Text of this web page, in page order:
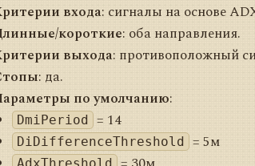
входа: сигналы на основе
короткие: оба направления.
выхода: противоположный
: да.
по умолчанию:
DmiPeriod = 14
DiDifferenceThreshold = 5м